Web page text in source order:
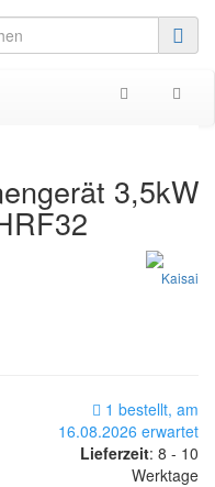
3,5kW
1 bestellt, am
16.08.2026 erwartet
Lieferzeit: 8 - 10
Werktage